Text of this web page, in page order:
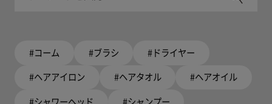
#コーム #ブラシ #ドライヤー
#ヘアアイロン #ヘアタオル #ヘアオイル
#シャワーヘッド #シャンプー